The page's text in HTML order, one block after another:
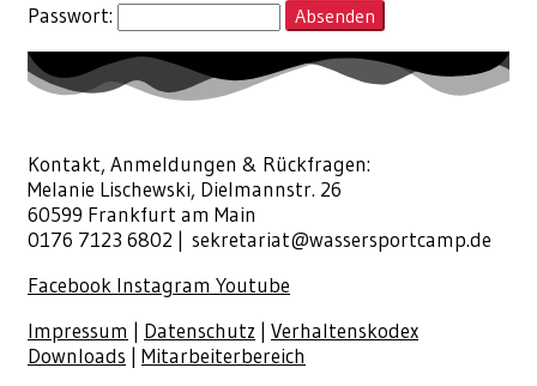
Passwort:
Kontakt, Anmeldungen & Rückfragen:
Melanie Lischewski, Dielmannstr. 26
60599 Frankfurt am Main
0176 7123 6802 | sekretariat@wassersportcamp.de
Facebook Instagram Youtube
Impressum | Datenschutz | Verhaltenskodex
Downloads | Mitarbeiterbereich